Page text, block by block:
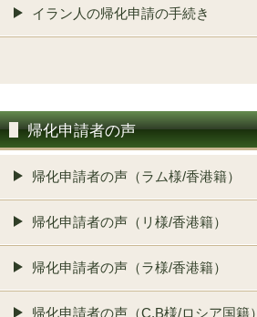
イラン人の帰化申請の手続き
帰化申請者の声
帰化申請者の声（ラム様/香港籍）
帰化申請者の声（リ様/香港籍）
帰化申請者の声（ラ様/香港籍）
帰化申請者の声（C.B様/ロシア国籍）